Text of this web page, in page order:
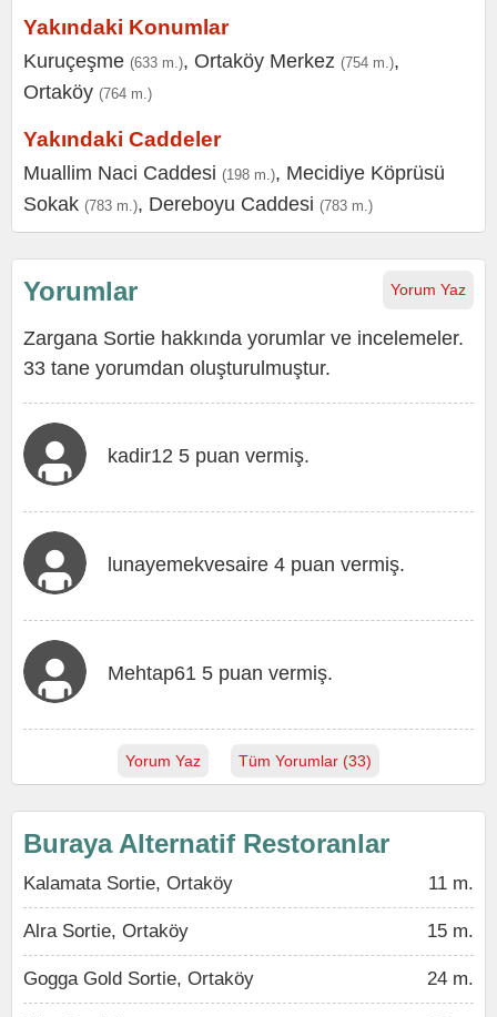
Yakındaki Konumlar
Kuruçeşme (633 m.), Ortaköy Merkez (754 m.),
Ortaköy (764 m.)
Yakındaki Caddeler
Muallim Naci Caddesi (198 m.), Mecidiye Köprüsü
Sokak (783 m.), Dereboyu Caddesi (783 m.)
Yorum Yaz
Yorumlar
Zargana Sortie hakkında yorumlar ve incelemeler.
33 tane yorumdan oluşturulmuştur.
kadir12 5 puan vermiş.
lunayemekvesaire 4 puan vermiş.
Mehtap61 5 puan vermiş.
Yorum Yaz Tüm Yorumlar (33)
Buraya Alternatif Restoranlar
Kalamata Sortie, Ortaköy 11 m.
Alra Sortie, Ortaköy 15 m.
Gogga Gold Sortie, Ortaköy 24 m.